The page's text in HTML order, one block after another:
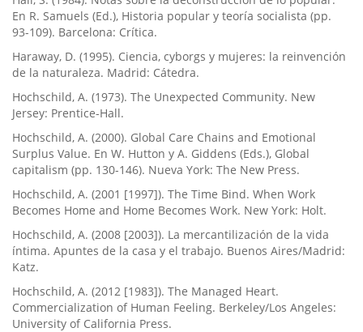
En R. Samuels (Ed.), Historia popular y teoría socialista (pp.
93-109). Barcelona: Crítica.
Haraway, D. (1995). Ciencia, cyborgs y mujeres: la reinvención
de la naturaleza. Madrid: Cátedra.
Hochschild, A. (1973). The Unexpected Community. New
Jersey: Prentice-Hall.
Hochschild, A. (2000). Global Care Chains and Emotional
Surplus Value. En W. Hutton y A. Giddens (Eds.), Global
capitalism (pp. 130-146). Nueva York: The New Press.
Hochschild, A. (2001 [1997]). The Time Bind. When Work
Becomes Home and Home Becomes Work. New York: Holt.
Hochschild, A. (2008 [2003]). La mercantilización de la vida
íntima. Apuntes de la casa y el trabajo. Buenos Aires/Madrid:
Katz.
Hochschild, A. (2012 [1983]). The Managed Heart.
Commercialization of Human Feeling. Berkeley/Los Angeles:
University of California Press.